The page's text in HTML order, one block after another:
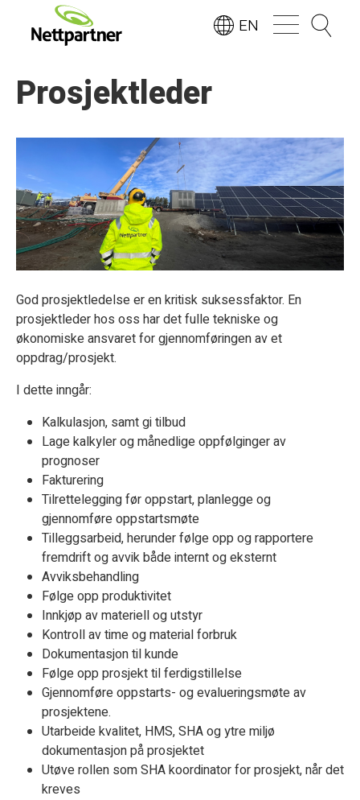
EN
Prosjektleder
God prosjektledelse er en kritisk suksessfaktor. En
prosjektleder hos oss har det fulle tekniske og
økonomiske ansvaret for gjennomføringen av et
oppdrag/prosjekt.
I dette inngår:
Kalkulasjon, samt gi tilbud
Lage kalkyler og månedlige oppfølginger av
prognoser
Fakturering
Tilrettelegging før oppstart, planlegge og
gjennomføre oppstartsmøte
Tilleggsarbeid, herunder følge opp og rapportere
fremdrift og avvik både internt og eksternt
Avviksbehandling
Følge opp produktivitet
Innkjøp av materiell og utstyr
Kontroll av time og material forbruk
Dokumentasjon til kunde
Følge opp prosjekt til ferdigstillelse
Gjennomføre oppstarts- og evalueringsmøte av
prosjektene.
Utarbeide kvalitet, HMS, SHA og ytre miljø
dokumentasjon på prosjektet
Utøve rollen som SHA koordinator for prosjekt, når det
kreves